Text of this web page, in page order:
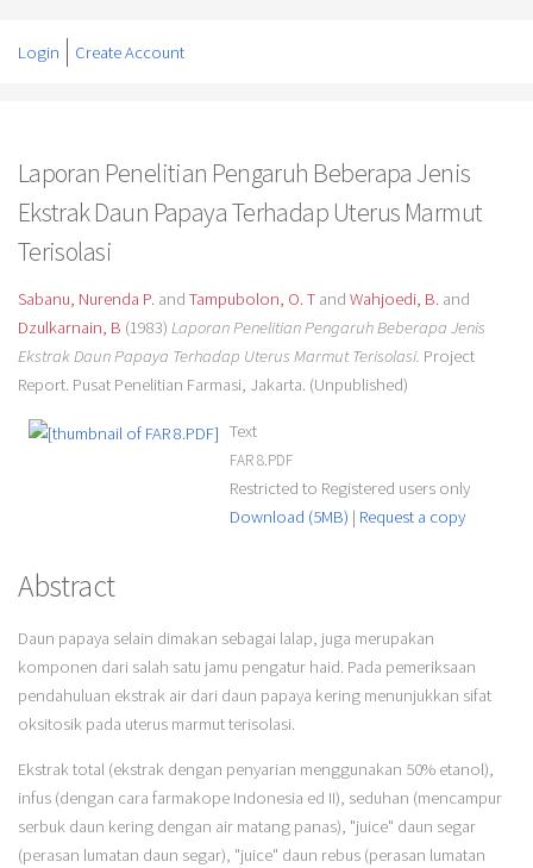
Login Create Account
Laporan Penelitian Pengaruh Beberapa Jenis
Ekstrak Daun Papaya Terhadap Uterus Marmut
Terisolasi
Sabanu, Nurenda P.and Tampubolon, O. Tand Wahjoedi, B.and
Dzulkarnain, B (1983) Laporan Penelitian Pengaruh Beberapa Jenis
Ekstrak Daun Papaya Terhadap Uterus Marmut Terisolasi. Project
Report. Pusat Penelitian Farmasi, Jakarta. (Unpublished)
Text
FAR 8.PDF
Restricted to Registered users only
Download (5MB) | Request a copy
Abstract
Daun papaya selain dimakan sebagai lalap, juga merupakan
komponen dari salah satu jamu pengatur haid. Pada pemeriksaan
pendahuluan ekstrak air dari daun papaya kering menunjukkan sifat
oksitosik pada uterus marmut terisolasi.
Ekstrak total (ekstrak dengan penyarian menggunakan 50% etanol),
infus (dengan cara farmakope Indonesia ed II), seduhan (mencampur
serbuk daun kering dengan air matang panas), "juice" daun segar
(perasan lumatan daun segar), "juice" daun rebus (perasan lumatan